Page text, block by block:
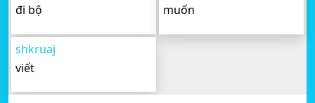
đi bộ
muốn
shkruaj
viết